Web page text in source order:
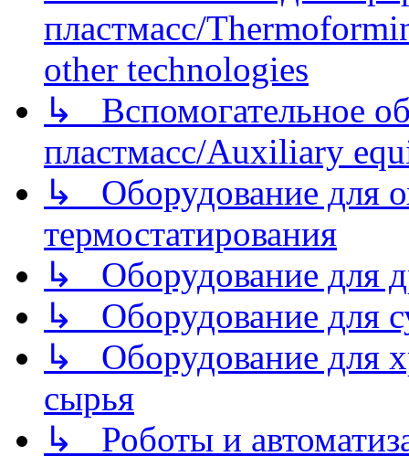
пластмасс/
other technologies
↳ Вспомогательное
пластмасс/Auxiliary
↳ Оборудование для
термостатирования
↳ Оборудование для
↳ Оборудование для
↳ Оборудование для
сырья
↳ Роботы и